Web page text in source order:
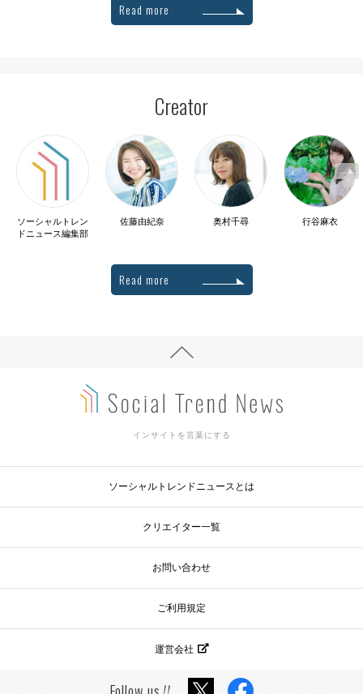
Read more
Creator
ソーシャルトレン
ドニュース編集部
佐藤由紀奈 奥村千尋 行谷麻衣
Read more
インサイトを言葉にする
ソーシャルトレンドニュースとは
クリエイター一覧
お問い合わせ
ご利用規定
運営会社